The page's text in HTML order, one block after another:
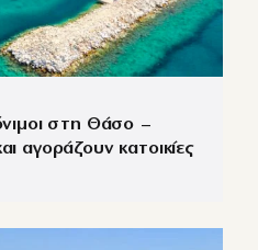
στη Θάσο –
αγοράζουν κατοικίες